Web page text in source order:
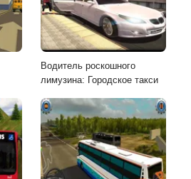
Водитель роскошного
лимузина: Городское такси